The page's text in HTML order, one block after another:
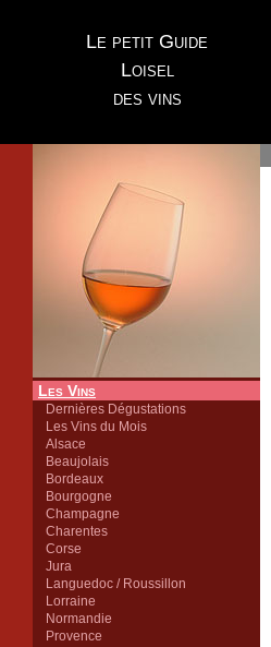
Le petit Guide
Loisel
des vins
Les Vins
Dernières Dégustations
Les Vins du Mois
Alsace
Beaujolais
Bordeaux
Bourgogne
Champagne
Charentes
Corse
Jura
Languedoc / Roussillon
Lorraine
Normandie
Provence